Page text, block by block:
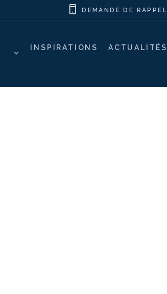
INSPIRATIONS ACTUALITÉS
DEMANDE DE RAPPEL